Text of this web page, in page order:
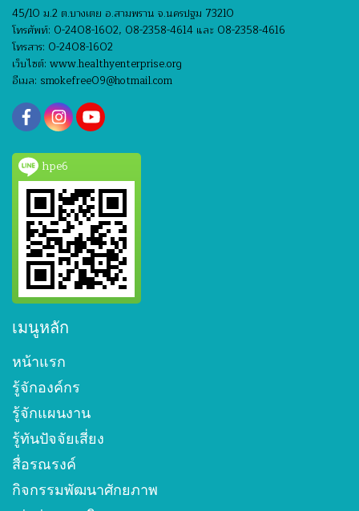
45/10 ม.2 ต.บางเตย อ.สามพราน จ.นครปฐม 73210
โทรศัพท์: 0-2408-1602, 08-2358-4614 และ 08-2358-4616
โทรสาร: 0-2408-1602
เว็บไซต์: www.healthyenterprise.org
อีเมล: smokefree09@hotmail.com
hpe6
เมนูหลัก
หน้าแรก
รู้จักองค์กร
รู้จักแผนงาน
รู้ทันปัจจัยเสี่ยง
สื่อรณรงค์
กิจกรรมพัฒนาศักยภาพ